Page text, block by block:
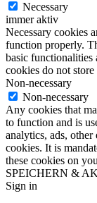
Necessary
immer aktiv
Necessary cookies
function properly.
basic functionalities
cookies do not
Non-necessary
Non-necessary
Any cookies that
to function and is
analytics, ads, other
cookies. It is
these cookies on
SPEICHERN &
Sign in